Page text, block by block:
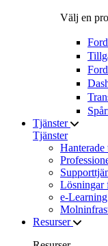
Välj en
Tjänster
Tjänster
Hanterade
Lösningar
e-Learning
Resurser